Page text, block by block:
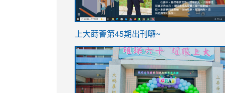
ink
https://sites.google.com/stes.tyc.edu.tw/
link
https://sites.google.com/stes.tyc.edu.tw/
上大蒔薈第45期出刊囉~